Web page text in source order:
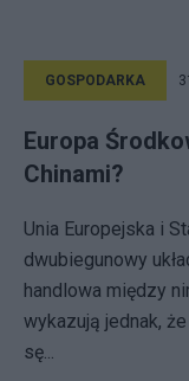
GOSPODARKA
Europa
Chinami?
Unia Europejska i
dwubiegunowy
handlowa między
wykazują jednak,
sę...